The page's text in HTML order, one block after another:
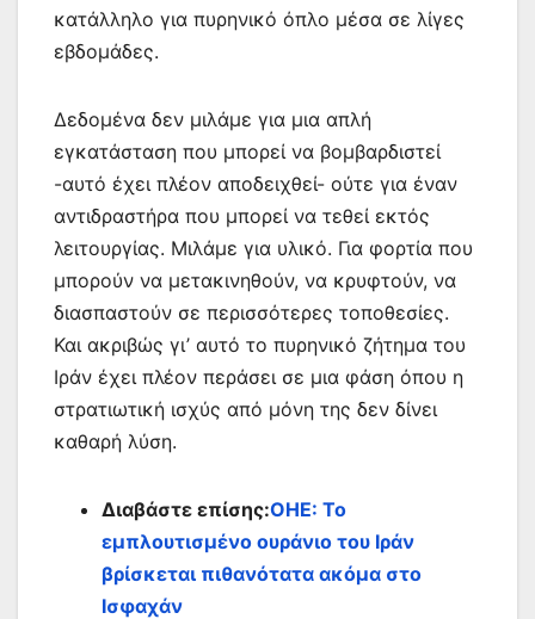
κατάλληλο για πυρηνικό όπλο μέσα σε λίγες
εβδομάδες.
Δεδομένα δεν μιλάμε για μια απλή
εγκατάσταση που μπορεί να βομβαρδιστεί
-αυτό έχει πλέον αποδειχθεί- ούτε για έναν
αντιδραστήρα που μπορεί να τεθεί εκτός
λειτουργίας. Μιλάμε για υλικό. Για φορτία που
μπορούν να μετακινηθούν, να κρυφτούν, να
διασπαστούν σε περισσότερες τοποθεσίες.
Και ακριβώς γι’ αυτό το πυρηνικό ζήτημα του
Ιράν έχει πλέον περάσει σε μια φάση όπου η
στρατιωτική ισχύς από μόνη της δεν δίνει
καθαρή λύση.
Διαβάστε επίσης:ΟΗΕ: Το
εμπλουτισμένο ουράνιο του Ιράν
βρίσκεται πιθανότατα ακόμα στο
Ισφαχάν